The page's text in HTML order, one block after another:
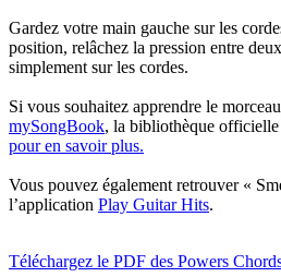
Gardez votre main gauche sur les
position, relâchez la pression entre
simplement sur les cordes.
Si vous souhaitez apprendre le
mySongBook, la bibliothèque
pour en savoir plus.
Vous pouvez également retrouver «
l’application Play Guitar Hits.
Téléchargez le PDF des Powers